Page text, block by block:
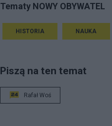
Tematy NOWY OBYWATEL
HISTORIA NAUKA
Piszą na ten temat
Rafał Woś